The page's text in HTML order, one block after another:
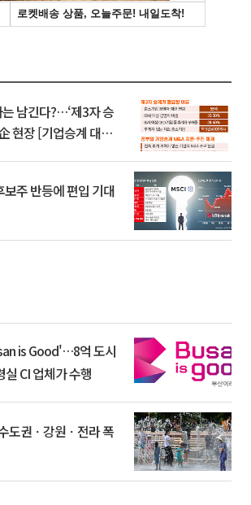
남긴다?…‘제3자 승
현장 [기업승계 대전
주 반등에 편입 기대
CI 업체가 수행
권ㆍ강원ㆍ전라 폭